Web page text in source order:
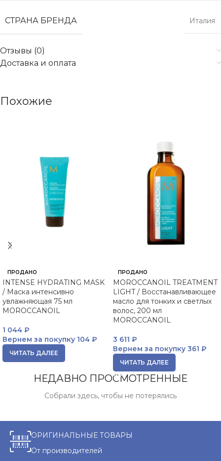
СТРАНА БРЕНДА Италия
Отзывы (0)
Доставка и оплата
Похожие
ПРОДАНО
INTENSE HYDRATING MASK
/ Маска интенсивно
увлажняющая 75 мл
MOROCCANOIL
1 044 ₽
Вернем за покупку 104 ₽
ЧИТАТЬ ДАЛЕЕ
ПРОДАНО
MOROCCANOIL TREATMENT
LIGHT / Восстанавливающее
масло для тонких и светлых
волос, 200 мл
MOROCCANOIL
3 611 ₽
Вернем за покупку 361 ₽
ЧИТАТЬ ДАЛЕЕ
НЕДАВНО ПРОСМОТРЕННЫЕ
Собрали здесь, чтобы не потерялись
ОРИГИНАЛЬНЫЕ ТОВАРЫ
От производителей